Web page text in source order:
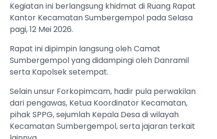
Kegiatan ini berlangsung khidmat di Ruang Rapat
Kantor Kecamatan Sumbergempol pada Selasa
pagi, 12 Mei 2026.
Rapat ini dipimpin langsung oleh Camat
Sumbergempol yang didampingi oleh Danramil
serta Kapolsek setempat.
Selain unsur Forkopimcam, hadir pula perwakilan
dari pengawas, Ketua Koordinator Kecamatan,
pihak SPPG, sejumlah Kepala Desa di wilayah
Kecamatan Sumbergempol, serta jajaran terkait